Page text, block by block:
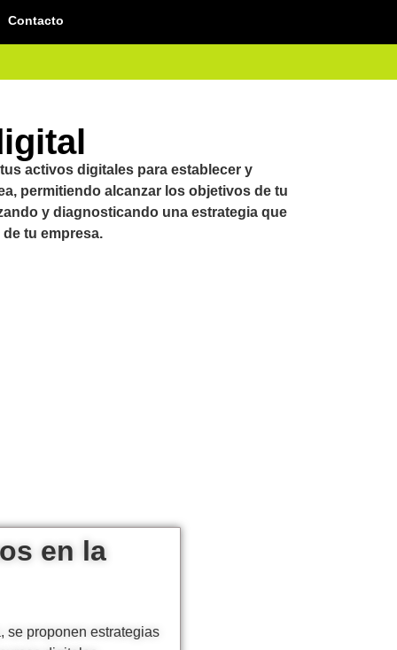
Contacto
activos digitales para establecer y
permitiendo alcanzar los objetivos de tu
y diagnosticando una estrategia que
tu empresa.
en la
se proponen estrategias